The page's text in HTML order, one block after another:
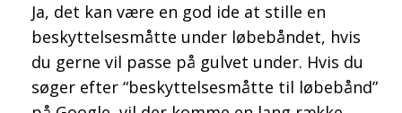
Ja, det kan være en god ide at stille en
beskyttelsesmåtte under løbebåndet, hvis
du gerne vil passe på gulvet under. Hvis du
søger efter “beskyttelsesmåtte til løbebånd”